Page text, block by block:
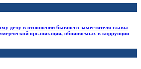
делу в отношении бывшего заместителя главы
организации, обвиняемых в коррупции